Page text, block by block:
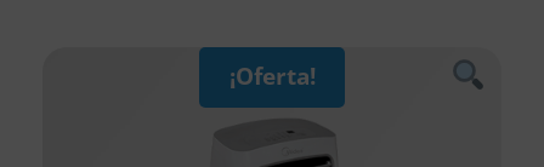
¡Oferta!